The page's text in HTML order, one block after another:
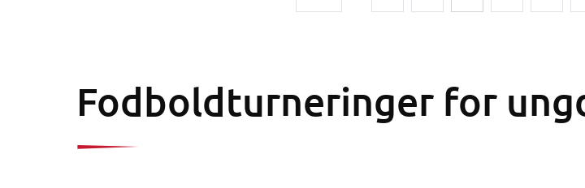
Fodboldturneringer for